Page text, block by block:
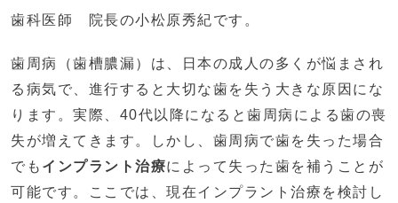
歯科医師 院長の小松原秀紀です。
歯周病（歯槽膿漏）は、日本の成人の多くが悩まされ
る病気で、進行すると大切な歯を失う大きな原因にな
ります。実際、40代以降になると歯周病による歯の喪
失が増えてきます。しかし、歯周病で歯を失った場合
でも インプラント治療によって失った歯を補うことが
可能です。ここでは、現在インプラント治療を検討し